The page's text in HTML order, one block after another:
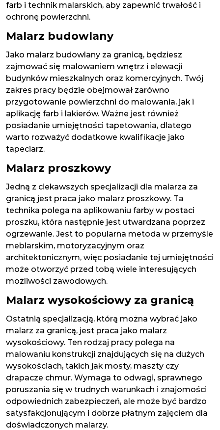
farb i technik malarskich, aby zapewnić trwałość i
ochronę powierzchni.
Malarz budowlany
Jako malarz budowlany za granicą, będziesz
zajmować się malowaniem wnętrz i elewacji
budynków mieszkalnych oraz komercyjnych. Twój
zakres pracy będzie obejmował zarówno
przygotowanie powierzchni do malowania, jak i
aplikację farb i lakierów. Ważne jest również
posiadanie umiejętności tapetowania, dlatego
warto rozważyć dodatkowe kwalifikacje jako
tapeciarz.
Malarz proszkowy
Jedną z ciekawszych specjalizacji dla malarza za
granicą jest praca jako malarz proszkowy. Ta
technika polega na aplikowaniu farby w postaci
proszku, która następnie jest utwardzana poprzez
ogrzewanie. Jest to popularna metoda w przemyśle
meblarskim, motoryzacyjnym oraz
architektonicznym, więc posiadanie tej umiejętności
może otworzyć przed tobą wiele interesujących
możliwości zawodowych.
Malarz wysokościowy za granicą
Ostatnią specjalizacją, którą można wybrać jako
malarz za granicą, jest praca jako malarz
wysokościowy. Ten rodzaj pracy polega na
malowaniu konstrukcji znajdujących się na dużych
wysokościach, takich jak mosty, maszty czy
drapacze chmur. Wymaga to odwagi, sprawnego
poruszania się w trudnych warunkach i znajomości
odpowiednich zabezpieczeń, ale może być bardzo
satysfakcjonującym i dobrze płatnym zajęciem dla
doświadczonych malarzy.